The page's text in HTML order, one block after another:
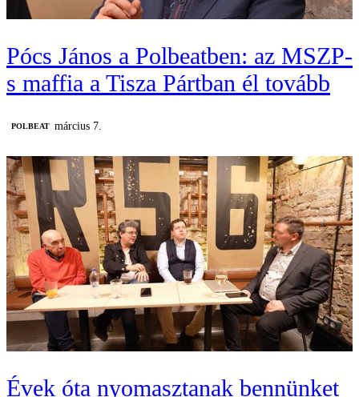
Pócs János a Polbeatben: az MSZP-
s maffia a Tisza Pártban él tovább
‎POLBEAT március 7.
Évek óta nyomasztanak bennünket